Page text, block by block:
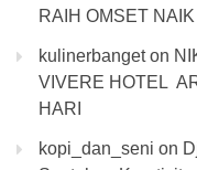
RAIH OMSET
kulinerbangeton
VIVERE HOTEL
HARI
kopi_dan_seni on